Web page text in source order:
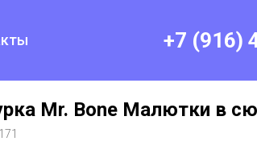
+7 (916)
Mr. Bone Малютки в